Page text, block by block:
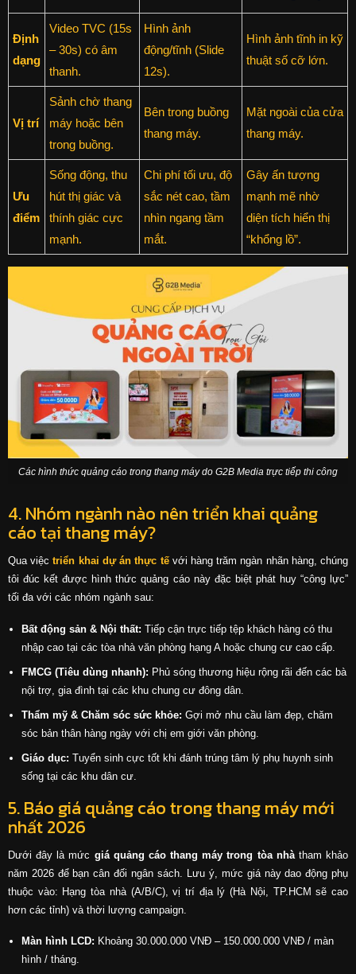
Định
dạng
Video TVC (15s
– 30s) có âm
thanh.
Hình ảnh
động/tĩnh (Slide
12s).
Hình ảnh tĩnh in kỹ
thuật số cỡ lớn.
Vị trí
Sảnh chờ thang
máy hoặc bên
trong buồng.
Bên trong buồng
thang máy.
Mặt ngoài của cửa
thang máy.
Ưu
điểm
Sống động, thu
hút thị giác và
thính giác cực
mạnh.
Chi phí tối ưu, độ
sắc nét cao, tầm
nhìn ngang tầm
mắt.
Gây ấn tượng
mạnh mẽ nhờ
diện tích hiển thị
“khổng lồ”.
Các hình thức quảng cáo trong thang máy do G2B Media trực tiếp thi công
4. Nhóm ngành nào nên triển khai quảng
cáo tại thang máy?
Qua việctriển khai dự án thực tếvới hàng trăm ngàn nhãn hàng, chúng
tôi đúc kết được hình thức quảng cáo nàyđặc biệt phát huy “công lực”
tối đa với các nhóm ngành sau:
Bất động sản & Nội thất: Tiếp cận trực tiếp tệp khách hàng có thu
nhập cao tại các tòa nhà văn phòng hạng A hoặc chung cư cao cấp.
FMCG (Tiêu dùng nhanh): Phủ sóng thương hiệu rộng rãi đến các bà
nội trợ, gia đình tại các khu chung cư đông dân.
Thẩm mỹ & Chăm sóc sức khỏe: Gợi mở nhu cầu làm đẹp, chăm
sóc bản thân hàng ngày với chị em giới văn phòng.
Giáo dục: Tuyển sinh cực tốt khi đánh trúng tâm lý phụ huynh sinh
sống tại các khu dân cư.
5. Báo giá quảng cáo trong thang máy mới
nhất 2026
Dưới đây là mức giá quảng cáo thang máy trong tòa nhàtham khảo
năm 2026 để bạn cân đối ngân sách. Lưu ý, mức giá này dao động phụ
thuộc vào: Hạng tòa nhà (A/B/C), vị trí địa lý (Hà Nội, TP.HCM sẽ cao
hơn các tỉnh) và thời lượng campaign.
Màn hình LCD: Khoảng 30.000.000 VNĐ – 150.000.000 VNĐ / màn
hình / tháng.